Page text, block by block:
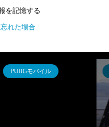
を記憶する
れた場合
PUBGモバイル